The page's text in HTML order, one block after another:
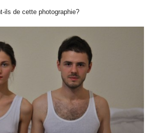
ils de cette photographie?